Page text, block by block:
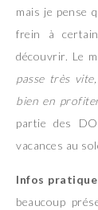
mais je pense
frein à
découvrir. Le
passe très
bien en
partie des
vacances au
Infos
beaucoup